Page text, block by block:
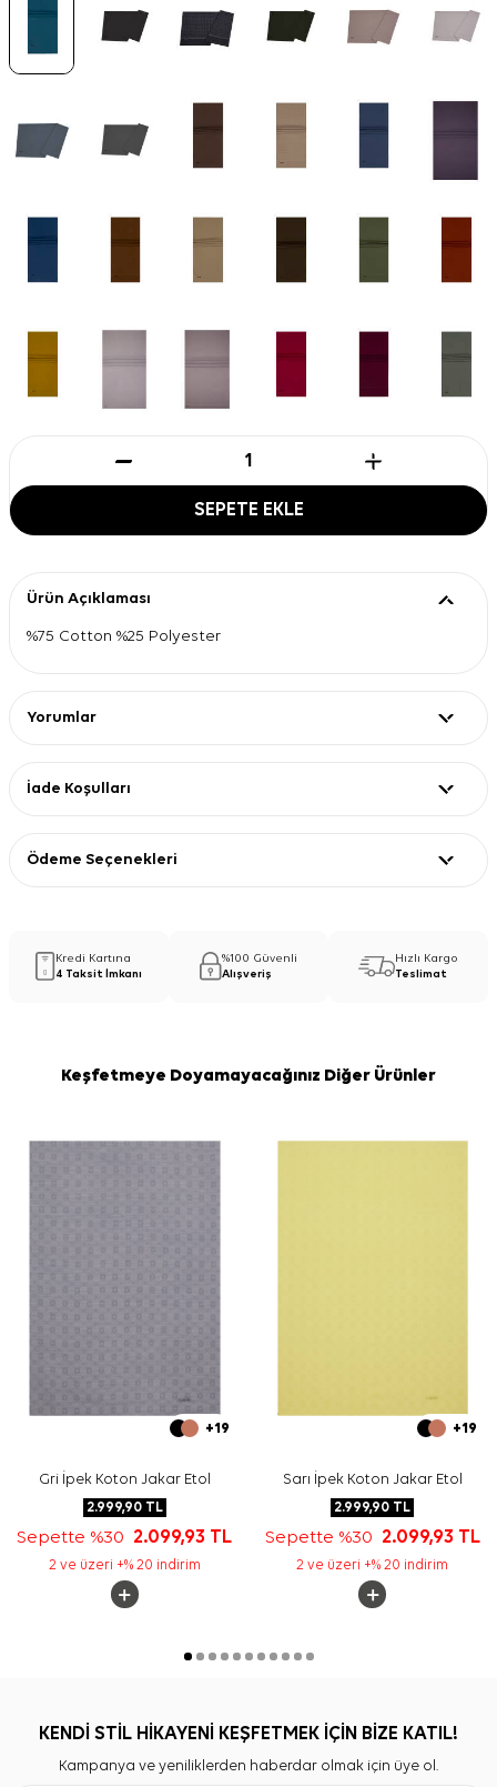
SEPETE EKLE
Ürün Açıklaması
%75 Cotton %25 Polyester
Yorumlar
İade Koşulları
Ödeme Seçenekleri
Kredi Kartına
4 Taksit İmkanı
%100 Güvenli
Alışveriş
Hızlı Kargo
Teslimat
Keşfetmeye Doyamayacağınız Diğer Ürünler
+19
Gri İpek Koton Jakar Etol
2.999,90TL
Sepette %30 2.099,93 TL
2 ve üzeri +% 20 indirim
+19
Sarı İpek Koton Jakar Etol
2.999,90 TL
Sepette %30 2.099,93 TL
2 ve üzeri +% 20 indirim
KENDİ STİL HİKAYENİ KEŞFETMEK İÇİN BİZE KATIL!
Kampanya ve yeniliklerden haberdar olmak için üye ol.